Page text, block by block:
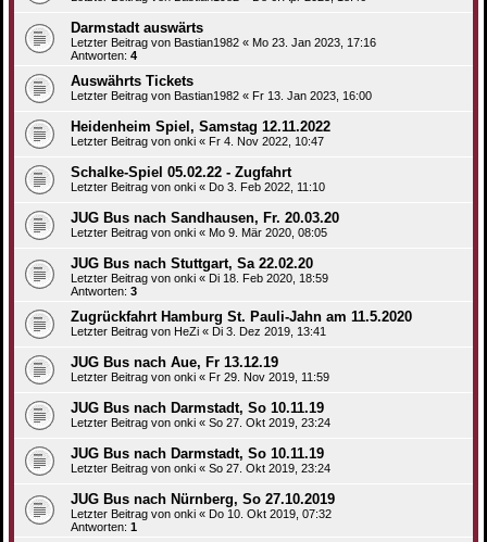
Darmstadt auswärts
Letzter Beitrag von Bastian1982 « Mo 23. Jan 2023, 17:16
Antworten: 4
Auswährts Tickets
Letzter Beitrag von Bastian1982 « Fr 13. Jan 2023, 16:00
Heidenheim Spiel, Samstag 12.11.2022
Letzter Beitrag von onki « Fr 4. Nov 2022, 10:47
Schalke-Spiel 05.02.22 - Zugfahrt
Letzter Beitrag von onki « Do 3. Feb 2022, 11:10
JUG Bus nach Sandhausen, Fr. 20.03.20
Letzter Beitrag von onki « Mo 9. Mär 2020, 08:05
JUG Bus nach Stuttgart, Sa 22.02.20
Letzter Beitrag von onki « Di 18. Feb 2020, 18:59
Antworten: 3
Zugrückfahrt Hamburg St. Pauli-Jahn am 11.5.2020
Letzter Beitrag von HeZi « Di 3. Dez 2019, 13:41
JUG Bus nach Aue, Fr 13.12.19
Letzter Beitrag von onki « Fr 29. Nov 2019, 11:59
JUG Bus nach Darmstadt, So 10.11.19
Letzter Beitrag von onki « So 27. Okt 2019, 23:24
JUG Bus nach Darmstadt, So 10.11.19
Letzter Beitrag von onki « So 27. Okt 2019, 23:24
JUG Bus nach Nürnberg, So 27.10.2019
Letzter Beitrag von onki « Do 10. Okt 2019, 07:32
Antworten: 1